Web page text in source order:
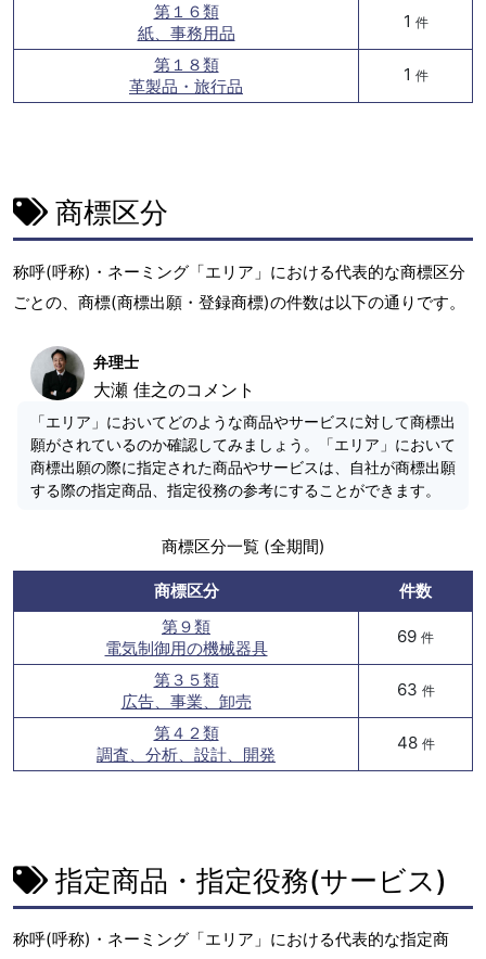
第１６類
紙、事務用品
1 件
第１８類
革製品・旅行品
1 件
商標区分
称呼(呼称)・ネーミング「エリア」における代表的な商標区分
ごとの、商標(商標出願・登録商標)の件数は以下の通りです。
弁理士
大瀬 佳之のコメント
「エリア」においてどのような商品やサービスに対して商標出
願がされているのか確認してみましょう。「エリア」において
商標出願の際に指定された商品やサービスは、自社が商標出願
する際の指定商品、指定役務の参考にすることができます。
商標区分一覧 (全期間)
商標区分
件数
第９類
電気制御用の機械器具
69 件
第３５類
広告、事業、卸売
63 件
第４２類
調査、分析、設計、開発
48 件
指定商品・指定役務(サービス)
称呼(呼称)・ネーミング「エリア」における代表的な指定商